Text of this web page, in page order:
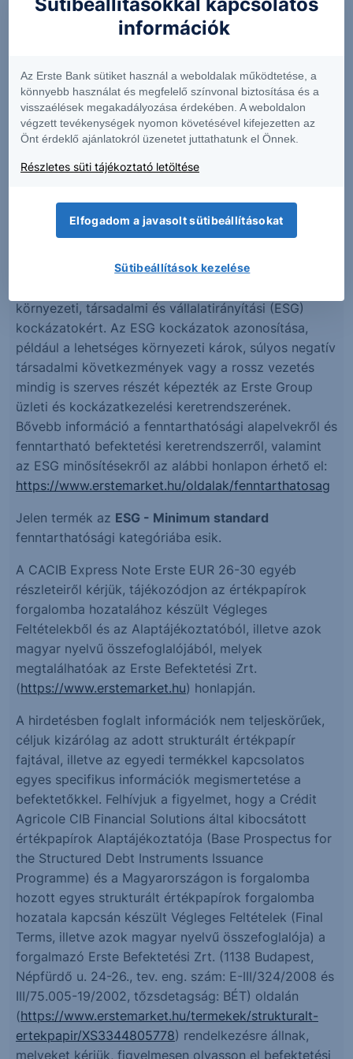
tekintetében az adott részvényre vonatkozó
kockázatok és egyéb jellemzők az irányadóak
a Kupon és a Névérték összege, akkor is, ha a
mögöttes termék ennél jobban teljesít
a futamidő alatt az Értékpapír árfolyama nem 1:1
arányban követi a mögöttes részvény mozgását
a futamidő alatt korlátozott értékesíthetőség,
másodpiac hiánya, alacsony likviditás
Az Erste Group, mint Közép- és Kelet-Európa egyik
figyelembe véve, felelősséget érez a szélesebb körű
környezeti, társadalmi és vállalatirányítási (ESG)
kockázatokért. Az ESG kockázatok azonosítása,
például a lehetséges környezeti károk, súlyos negatív
társadalmi következmények vagy a rossz vezetés
mindig is szerves részét képezték az Erste Group
üzleti és kockázatkezelési keretrendszerének.
Bővebb információ a fenntarthatósági alapelvekről és
fenntartható befektetési keretrendszerről, valamint
az ESG minősítésekről az alábbi honlapon érhető el:
https://www.erstemarket.hu/oldalak/fenntarthatosag
Jelen termék az ESG - Minimum standard
fenntarthatósági kategóriába esik.
A CACIB Express Note Erste EUR 26-30 egyéb
részleteiről kérjük, tájékozódjon az értékpapírok
forgalomba hozatalához készült Végleges
Feltételekből és az Alaptájékoztatóból, illetve azok
magyar nyelvű összefoglalójából, melyek
megtalálhatóak az Erste Befektetési Zrt.
(https://www.erstemarket.hu) honlapján.
A hirdetésben foglalt információk nem teljeskörűek,
céljuk kizárólag az adott strukturált értékpapír
fajtával, illetve az egyedi termékkel kapcsolatos
egyes specifikus információk megismertetése a
befektetőkkel. Felhívjuk a figyelmet, hogy a Crédit
Agricole CIB Financial Solutions által kibocsátott
értékpapírok Alaptájékoztatója (Base Prospectus for
the Structured Debt Instruments Issuance
Programme) és a Magyarországon is forgalomba
hozott egyes strukturált értékpapírok forgalomba
hozatala kapcsán készült Végleges Feltételek (Final
Terms, illetve azok magyar nyelvű összefoglalója) a
forgalmazó Erste Befektetési Zrt. (1138 Budapest,
Népfürdő u. 24-26., tev. eng. szám: E-III/324/2008 és
III/75.005-19/2002, tőzsdetagság: BÉT) oldalán
(https://www.erstemarket.hu/termekek/strukturalt-
ertekpapir/XS3344805778) rendelkezésre állnak,
melyeket kérjük, figyelmesen olvasson el befektetési
információk
Az Erste Bank sütiket használ a weboldalak működtetése, a
könnyebb használat és megfelelő színvonal biztosítása és a
visszaélések megakadályozása érdekében. A weboldalon
végzett tevékenységek nyomon követésével kifejezetten az
Önt érdeklő ajánlatokról üzenetet juttathatunk el Önnek.
Részletes süti tájékoztató letöltése
Elfogadom a javasolt sütibeállításokat
Sütibeállítások kezelése